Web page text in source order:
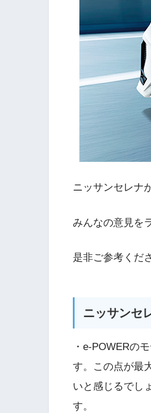
ニッサンセレナ
みんなの意見を
是非ご参考くだ
ニッサンセ
・e-POWERの
す。この点が最
いと感じるでし
す。